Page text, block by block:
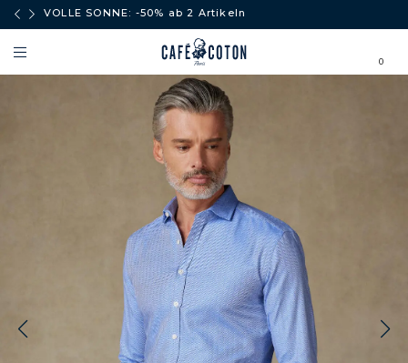
VOLLE SONNE: -50% ab 2 Artikeln
0